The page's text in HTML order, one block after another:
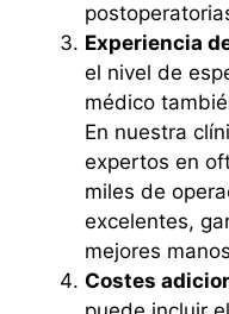
Experiencia
el nivel de
médico
En nuestra
expertos en
miles de
excelentes,
mejores
Costes